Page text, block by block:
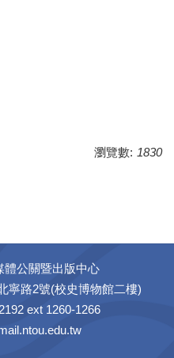
瀏覽數: 1830
體公關暨出版中心
寧路2號(校史博物館二樓)
ext 1260-1266